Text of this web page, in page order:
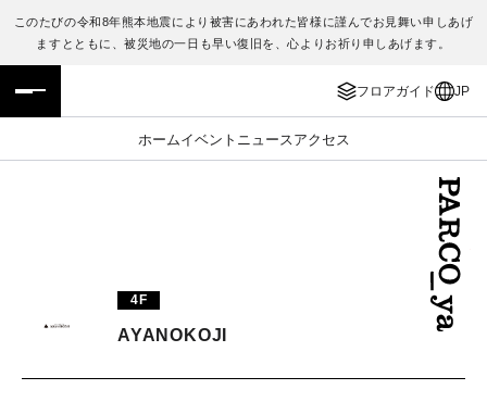
このたびの令和8年熊本地震により被害にあわれた皆様に謹んでお見舞い申しあげ
ますとともに、被災地の一日も早い復旧を、心よりお祈り申しあげます。
フロアガイド JP
ホームイベント ニュース アクセス
フロアガイド
施設案内・アクセス
TAX FREE
ENGLISH
繁体字
日本語
4F
AYANOKOJI